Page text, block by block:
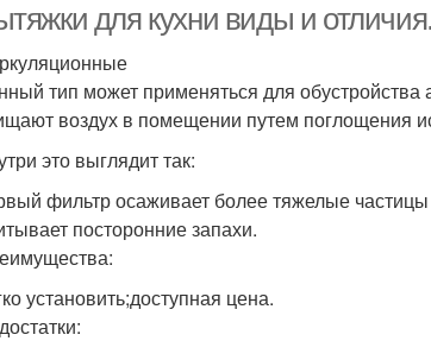
для кухни виды и
тип может применяться для обустройства
воздух в помещении путем поглощения
это выглядит так:
фильтр осаживает более тяжелые частицы
посторонние запахи.
установить;доступная цена.